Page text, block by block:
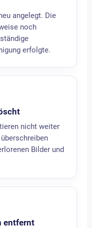
angelegt. Die
noch
erfolgte.
nicht weiter
Bilder und
entfernt